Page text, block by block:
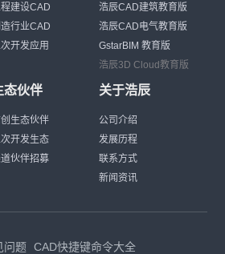
建设CAD
行业CAD
开发应用
浩辰CAD建筑教育版
浩辰CAD电气教育版
GstarBIM 教育版
浩辰3D Cloud教育版
态伙伴
生态伙伴
开发生态
伙伴招募
关于浩辰
公司介绍
发展历程
联系方式
新闻资讯
问题 CAD快捷键命令大全